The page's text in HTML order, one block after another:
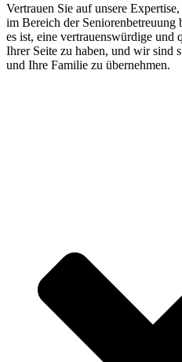
Vertrauen Sie auf unsere
im Bereich der
es ist, eine vertrauenswürdige und
Ihrer Seite zu haben, und wir sind
und Ihre Familie zu übernehmen.